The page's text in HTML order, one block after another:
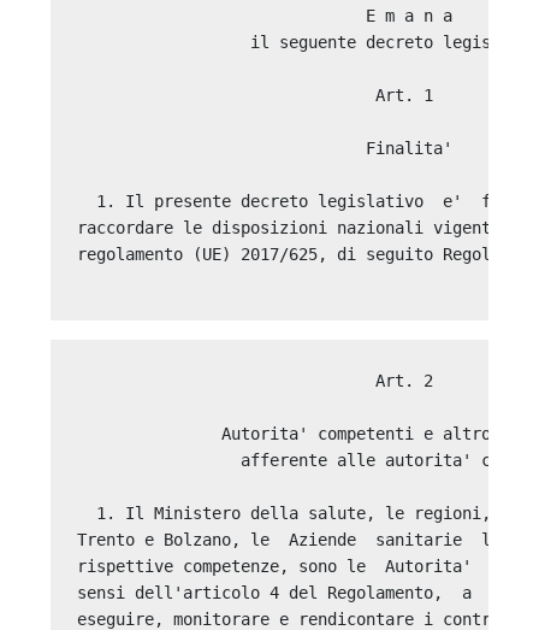
                               Art. 2
Autorita' competenti e altro
afferente alle autorita'
1. Il Ministero della salute, le regioni, le
Trento e Bolzano, le  Aziende  sanitarie
rispettive competenze, sono le  Autorita'
sensi dell'articolo 4 del Regolamento,  a
eseguire, monitorare e rendicontare i